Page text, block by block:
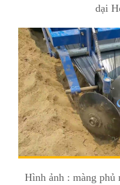
dại
Hình ảnh : màng phủ